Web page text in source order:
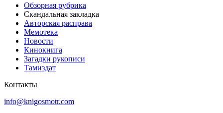
Обзорная рубрика
Скандальная закладка
Авторская расправа
Мемотека
Новости
Кинокнига
Загадки рукописи
Тамиздат
Контакты
info@knigosmotr.com